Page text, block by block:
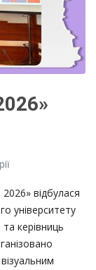
відбулася
університету
керівниць